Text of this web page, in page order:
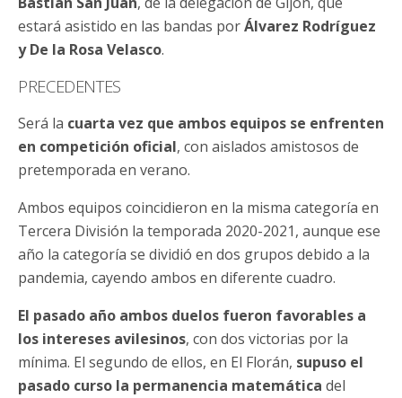
estará asistido en las bandas porÁlvarez Rodríguez
y De la Rosa Velasco.
PRECEDENTES
Será la cuarta vez que ambos equipos se enfrenten
en competición oficial, con aislados amistosos de
pretemporada en verano.
Ambos equipos coincidieron en la misma categoría en
Tercera División la temporada 2020-2021, aunque ese
año la categoría se dividió en dos grupos debido a la
pandemia, cayendo ambos en diferente cuadro.
El pasado año ambos duelos fueron favorables a
los intereses avilesinos, con dos victorias por la
mínima. El segundo de ellos, en El Florán, supuso el
pasado curso la permanencia matemática del